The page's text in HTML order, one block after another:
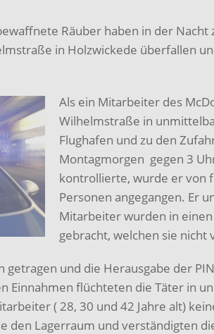
Räuber haben in der Nacht
in Holzwickede überfallen
Als ein Mitarbeiter des
Wilhelmstraße in
Flughafen und zu den
Montagmorgen gegen 3
kontrollierte, wurde er von
Personen angegangen. Er
Mitarbeiter wurden in
gebracht, welchen sie nicht
getragen und die Herausgabe der
Einnahmen flüchteten die Täter in
( 28, 30 und 42 Jahre alt)
den Lagerraum und verständigten